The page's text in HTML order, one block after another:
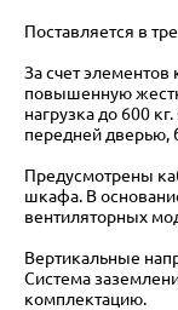
Поставляется в
За счет
повышенную
нагрузка до 600
передней дверью,
Предусмотрены
шкафа. В
вентиляторных
Вертикальные
Система
комплектацию.